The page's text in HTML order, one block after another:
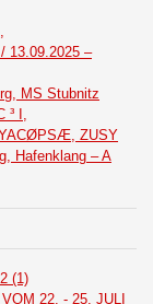
13.09.2025 –
MS Stubnitz
³ I,
ZUSY
Hafenklang – A
(1)
22. - 25. JULI